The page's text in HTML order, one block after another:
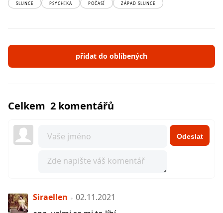
SLUNCE PSYCHIKA POČASÍ ZÁPAD SLUNCE
přidat do oblíbených
Celkem 2 komentářů
Odeslat
Siraellen
02.11.2021